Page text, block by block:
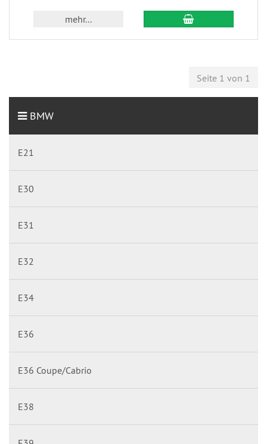
mehr...
Seite 1 von 1
BMW
E21
E30
E31
E32
E34
E36
E36 Coupe/Cabrio
E38